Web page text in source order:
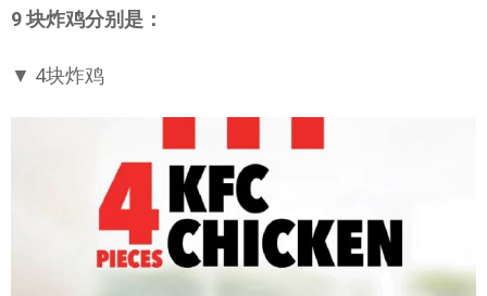
9 块炸鸡分别是：
▼ 4块炸鸡